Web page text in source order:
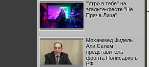
"Утро в тебе" на
эгалите-фесте "Не
Пряча Лица"
Мохаммед Фидель
Али Селем,
представитель
фронта Полисарио в
РФ